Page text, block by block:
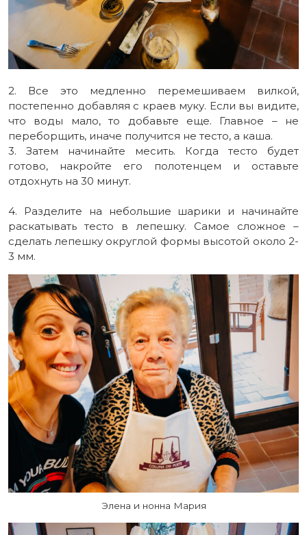
2. Все это медленно перемешиваем вилкой,
постепенно добавляя с краев муку. Если вы видите,
что воды мало, то добавьте еще. Главное – не
переборщить, иначе получится не тесто, а каша.
3. Затем начинайте месить. Когда тесто будет
готово, накройте его полотенцем и оставьте
отдохнуть на 30 минут.
4. Разделите на небольшие шарики и начинайте
раскатывать тесто в лепешку. Самое сложное –
сделать лепешку округлой формы высотой около 2-
3 мм.
Элена и нонна Мария